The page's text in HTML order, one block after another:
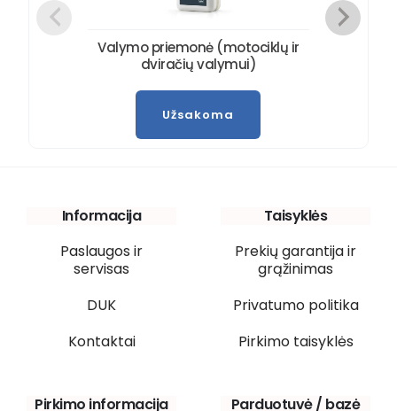
Valymo priemonė (motociklų ir
dviračių valymui)
Užsakoma
Informacija
Paslaugos ir
servisas
DUK
Kontaktai
Taisyklės
Prekių garantija ir
grąžinimas
Privatumo politika
Pirkimo taisyklės
Pirkimo informacija Parduotuvė / bazė